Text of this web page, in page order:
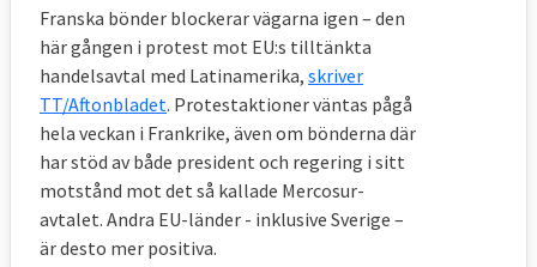
Franska bönder blockerar vägarna igen – den
här gången i protest mot EU:s tilltänkta
handelsavtal med Latinamerika, skriver
TT/Aftonbladet. Protestaktioner väntas pågå
hela veckan i Frankrike, även om bönderna där
har stöd av både president och regering i sitt
motstånd mot det så kallade Mercosur-
avtalet. Andra EU-länder - inklusive Sverige –
är desto mer positiva.